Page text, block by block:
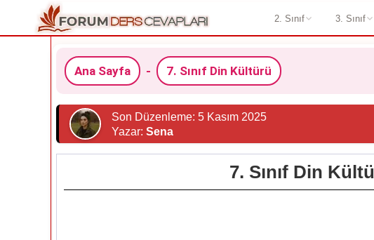
2. Sınıf 3. Sınıf
Ana Sayfa - 7. Sınıf Din Kültürü
Son Düzenleme: 5 Kasım 2025
Yazar: Sena
7. Sınıf Din